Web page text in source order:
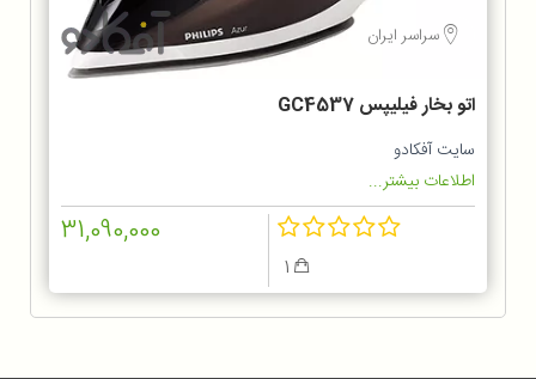
سراسر ایران
اتو بخار فیلیپس GC4537
سایت آفکادو
اطلاعات بیشتر...
31,090,000